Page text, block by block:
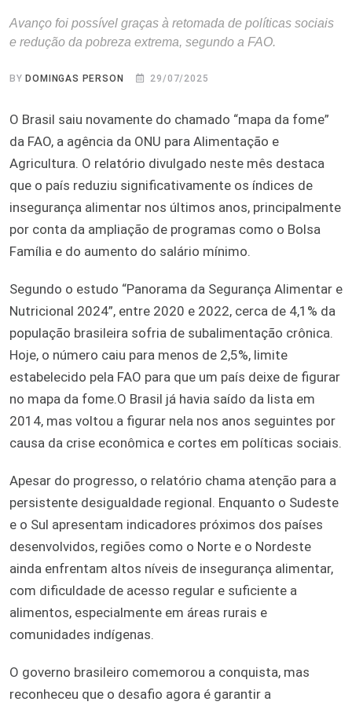
Avanço foi possível graças à retomada de políticas sociais
e redução da pobreza extrema, segundo a FAO.
BYDOMINGAS PERSON 29/07/2025
O Brasil saiu novamente do chamado “mapa da fome”
da FAO, a agência da ONU para Alimentação e
Agricultura. O relatório divulgado neste mês destaca
que o país reduziu significativamente os índices de
insegurança alimentar nos últimos anos, principalmente
por conta da ampliação de programas como o Bolsa
Família e do aumento do salário mínimo.
Segundo o estudo “Panorama da Segurança Alimentar e
Nutricional 2024”, entre 2020 e 2022, cerca de 4,1% da
população brasileira sofria de subalimentação crônica.
Hoje, o número caiu para menos de 2,5%, limite
estabelecido pela FAO para que um país deixe de figurar
no mapa da fome.O Brasil já havia saído da lista em
2014, mas voltou a figurar nela nos anos seguintes por
causa da crise econômica e cortes em políticas sociais.
Apesar do progresso, o relatório chama atenção para a
persistente desigualdade regional. Enquanto o Sudeste
e o Sul apresentam indicadores próximos dos países
desenvolvidos, regiões como o Norte e o Nordeste
ainda enfrentam altos níveis de insegurança alimentar,
com dificuldade de acesso regular e suficiente a
alimentos, especialmente em áreas rurais e
comunidades indígenas.
O governo brasileiro comemorou a conquista, mas
reconheceu que o desafio agora é garantir a